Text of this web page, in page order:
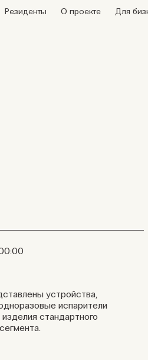
Резиденты О проекте Для
устройства,
испарители
стандартного